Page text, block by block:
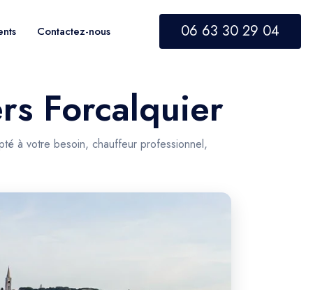
Contactez-nous 06 63 30 29 04
Forcalquier
à votre besoin, chauffeur professionnel,